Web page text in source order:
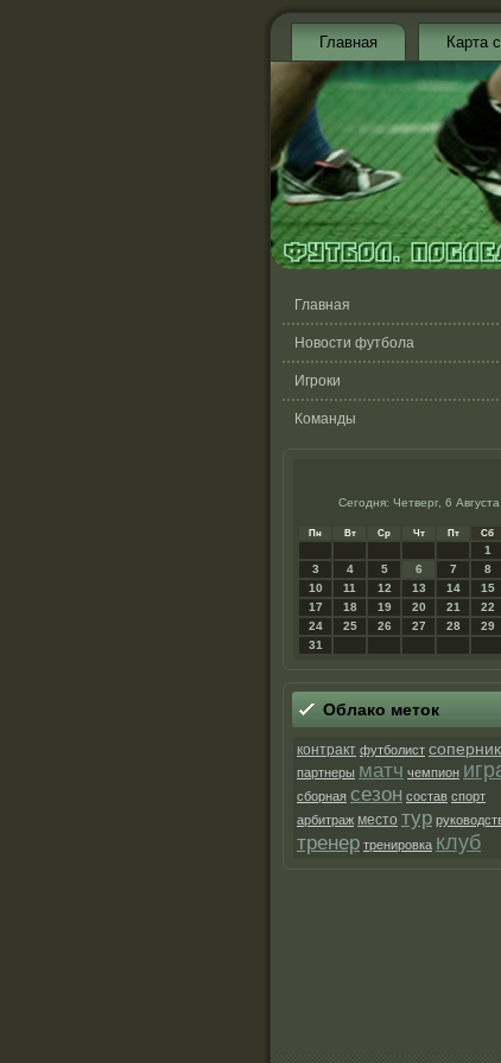
Главная Карта
Главная
Новости футбола
Игроки
Команды
Сегодня: Четверг, 6 Августа
Пн Вт Ср Чт Пт Сб
1
3
4 5 6 7 8
10
11 12 13 14 15
17
18 19 20 21 22
24
25 26 27 28 29
31
Облако метοк
контракт футболист соперник
партнеры матч чемпион
сборная сезон состав спорт
арбитраж место тур
тренер тренировка клуб